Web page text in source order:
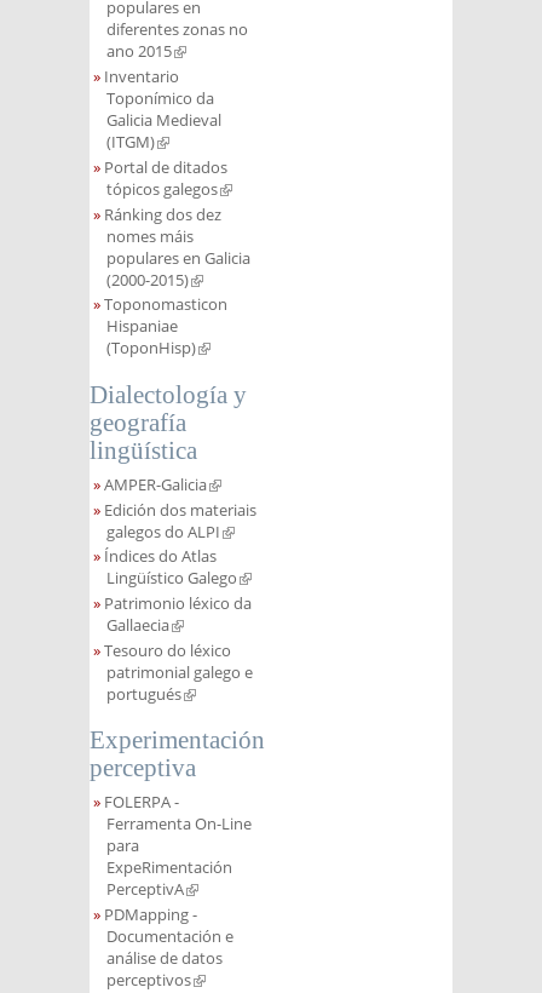
populares en
diferentes zonas no
ano 2015(link is external)
Inventario
Toponímico da
Galicia Medieval
(ITGM)(link is external)
Portal de ditados
tópicos galegos(link is external)
Ránking dos dez
nomes máis
populares en Galicia
(2000-2015)(link is external)
Toponomasticon
Hispaniae
(ToponHisp)(link is external)
Dialectología y
geografía
lingüística
AMPER-Galicia(link is external)
Edición dos materiais
galegos do ALPI(link is external)
Índices do Atlas
Lingüístico Galego(link is external)
Patrimonio léxico da
Gallaecia(link is external)
Tesouro do léxico
patrimonial galego e
portugués(link is external)
Experimentación
perceptiva
FOLERPA -
Ferramenta On-Line
para
ExpeRimentación
PerceptivA(link is external)
PDMapping -
Documentación e
análise de datos
perceptivos(link is external)